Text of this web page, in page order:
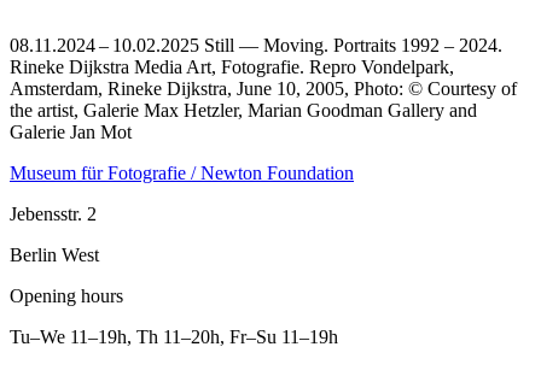
08.11.2024 – 10.02.2025 Still — Moving. Portraits 1992 – 2024.
Rineke Dijkstra Media Art, Fotografie. Repro Vondelpark,
Amsterdam, Rineke Dijkstra, June 10, 2005, Photo: © Courtesy of
the artist, Galerie Max Hetzler, Marian Goodman Gallery and
Galerie Jan Mot
Museum für Fotografie / Newton Foundation
Jebensstr. 2
Berlin West
Opening hours
Tu–We 11–19h, Th 11–20h, Fr–Su 11–19h